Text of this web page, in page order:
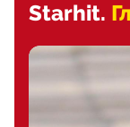
Starhit.